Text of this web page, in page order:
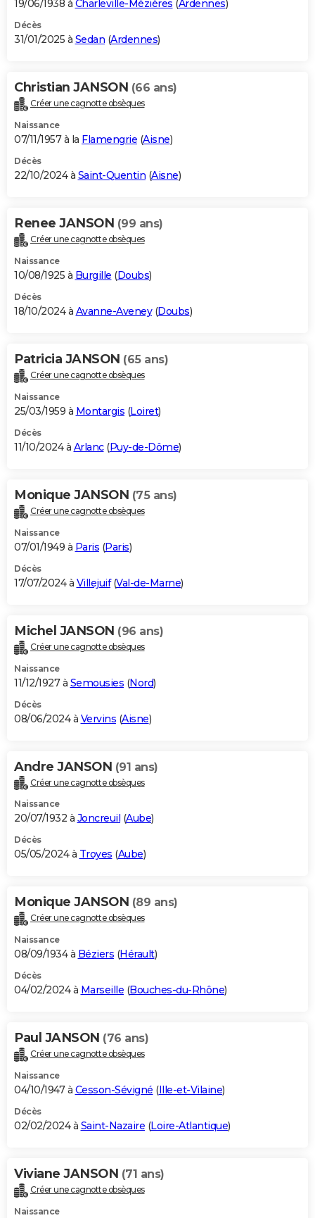
19/06/1938 à Charleville-Mézières (Ardennes)
Décès
31/01/2025 à Sedan (Ardennes)
Christian JANSON (66 ans)
Créer une cagnotte obsèques
Naissance
07/11/1957 à la Flamengrie (Aisne)
Décès
22/10/2024 à Saint-Quentin (Aisne)
Renee JANSON (99 ans)
Créer une cagnotte obsèques
Naissance
10/08/1925 à Burgille (Doubs)
Décès
18/10/2024 à Avanne-Aveney(Doubs)
Patricia JANSON (65 ans)
Créer une cagnotte obsèques
Naissance
25/03/1959 à Montargis (Loiret)
Décès
11/10/2024 à Arlanc(Puy-de-Dôme)
Monique JANSON (75 ans)
Créer une cagnotte obsèques
Naissance
07/01/1949 à Paris (Paris)
Décès
17/07/2024 à Villejuif(Val-de-Marne)
Michel JANSON (96 ans)
Créer une cagnotte obsèques
Naissance
11/12/1927 à Semousies (Nord)
Décès
08/06/2024 à Vervins (Aisne)
Andre JANSON (91 ans)
Créer une cagnotte obsèques
Naissance
20/07/1932 à Joncreuil (Aube)
Décès
05/05/2024 à Troyes (Aube)
Monique JANSON (89 ans)
Créer une cagnotte obsèques
Naissance
08/09/1934 à Béziers (Hérault)
Décès
04/02/2024 à Marseille (Bouches-du-Rhône)
Paul JANSON (76 ans)
Créer une cagnotte obsèques
Naissance
04/10/1947 à Cesson-Sévigné (Ille-et-Vilaine)
Décès
02/02/2024 à Saint-Nazaire (Loire-Atlantique)
Viviane JANSON (71 ans)
Créer une cagnotte obsèques
Naissance